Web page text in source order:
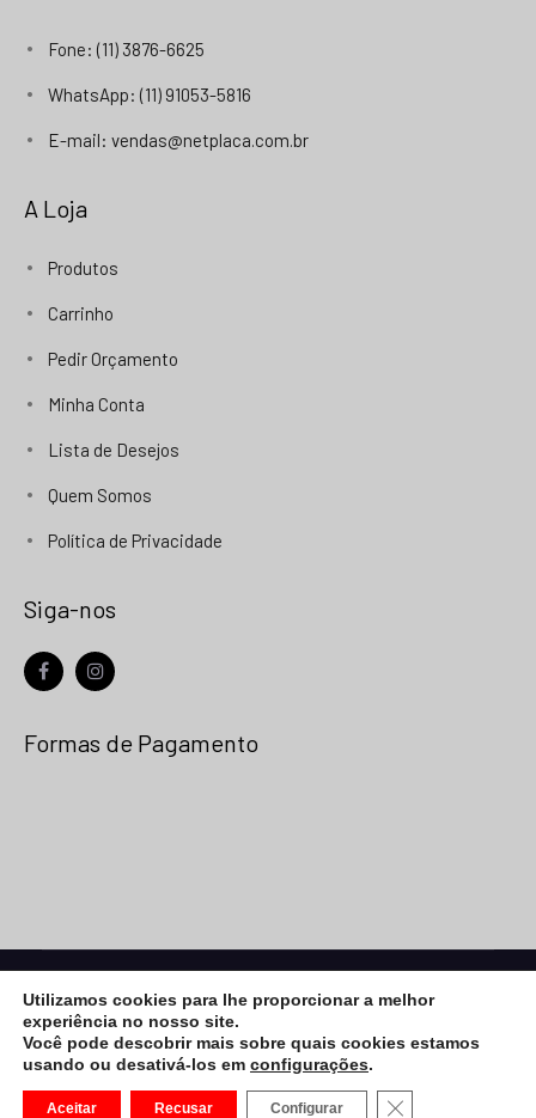
Fone: (11) 3876-6625
WhatsApp: (11) 91053-5816
E-mail: vendas@netplaca.com.br
A Loja
Produtos
Carrinho
Pedir Orçamento
Minha Conta
Lista de Desejos
Quem Somos
Política de Privacidade
Siga-nos
Formas de Pagamento
© 2026Net Placa- Todos os Direitos Reservados |
Desenvolvimento:Vega Web
eCommerce Gem byProDesigns
Utilizamos cookies para lhe proporcionar a melhor
experiência no nosso site.
Você pode descobrir mais sobre quais cookies estamos
usando ou desativá-los em configurações.
Aceitar Recusar Configurar CLOSE GDPR